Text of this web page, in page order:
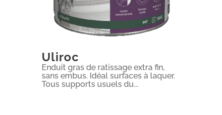
Uliroc
Enduit gras de ratissage extra fin,
sans embus. Idéal surfaces à laquer.
Tous supports usuels du...